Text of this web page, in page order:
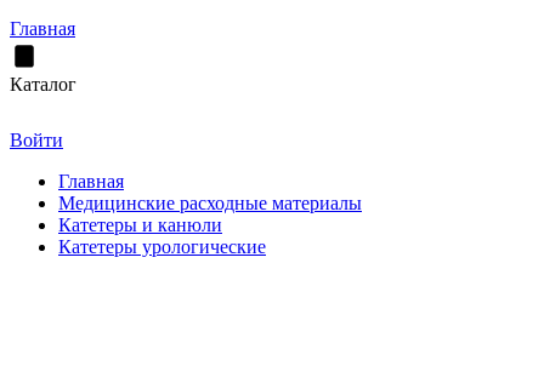
Главная
Каталог
Войти
Главная
Медицинские расходные материалы
Катетеры и канюли
Катетеры урологические